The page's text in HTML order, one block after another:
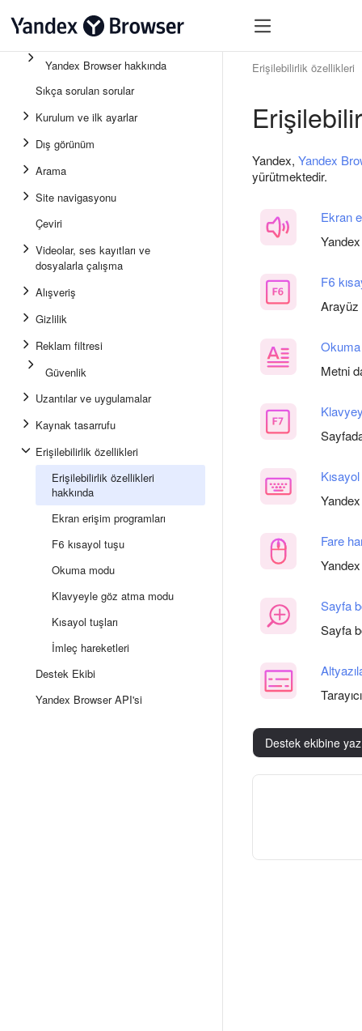
Yandex Browser hakkında
Sıkça sorulan sorular
Kurulum ve ilk ayarlar
Dış görünüm
Arama
Site navigasyonu
Çeviri
Videolar, ses kayıtları ve
dosyalarla çalışma
Alışveriş
Gizlilik
Reklam filtresi
Güvenlik
Uzantılar ve uygulamalar
Kaynak tasarrufu
Erişilebilirlik özellikleri
Erişilebilirlik özellikleri
hakkında
Ekran erişim programları
F6 kısayol tuşu
Okuma modu
Klavyeyle göz atma modu
Kısayol tuşları
İmleç hareketleri
Destek Ekibi
Yandex Browser API'si
Erişilebilirlik özellikleri
Yandex, Yandex
yürütmektedir.
Ekran
F6
Arayüz
Metni
Fare
Sayfa
Sayfa
Destek ekibine yaz